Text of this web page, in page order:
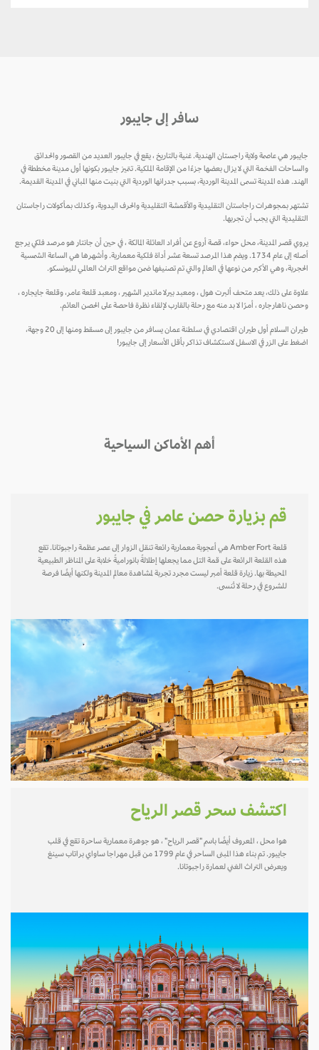
سافر إلى جايبور
جايبور هي عاصمة ولاية راجستان الهندية. غنية بالتاريخ ، يقع في جايبور العديد من القصور والحدائق
والساحات الفخمة التي لا يزال بعضها جزءًا من الإقامة الملكية. تتميز جايبور بكونها أول مدينة مخططة في
الهند. هذه المدينة تسمى المدينة الوردية، بسبب جدرانها الوردية التي بنيت منها المباني في المدينة القديمة.
تشتهر بمجوهرات راجاستان التقليدية والأقمشة التقليدية والحرف اليدوية، وكذلك بمأكولات راجاستان
التقليدية التي يجب أن تجربها.
يروي قصر المدينة، محل حواء، قصة أروع عن أفراد العائلة المالكة ، في حين أن جانتار هو مرصد فلكي يرجع
أصله إلى عام 1734. ويضم هذا المرصد تسعة عشر أداة فلكية معمارية. وأشهرها هي الساعة الشمسية
الحجرية، وهي الأكبر من نوعها في العالم والتي تم تصنيفها ضمن مواقع التراث العالمي لليونسكو.
علاوة على ذلك، يعد متحف ألبرت هول ، ومعبد بيرلا ماندير الشهير ، ومعبد قلعة عامر، وقلعة جايجاره ،
وحصن ناهارجاره ، أمرًا لا بد منه مع رحلة بالقارب لإلقاء نظرة فاحصة على الحصن العائم.
طيران السلام أول طيران اقتصادي في سلطنة عمان يسافر من جايبور إلى مسقط ومنها إلى 20 وجهة،
اضغط على الزر في الاسفل لاستكشاف تذاكر بأقل الأسعار إلى جايبور!
أهم الأماكن السياحية
قم بزيارة حصن عامر في جايبور
قلعة Amber Fort هي أعجوبة معمارية رائعة تنقل الزوار إلى عصر عظمة راجبوتانا. تقع
هذه القلعة الرائعة على قمة التل مما يجعلها إطلالةً بانوراميةً خلابة على المناظر الطبيعية
المحيطة بها. زيارة قلعة أمبر ليست مجرد تجربة لمشاهدة معالم المدينة ولكنها أيضًا فرصة
للشروع في رحلة لا تُنسى.
اكتشف سحر قصر الرياح
هوا محل ، المعروف أيضًا باسم "قصر الرياح" ، هو جوهرة معمارية ساحرة تقع في قلب
جايبور. تم بناء هذا المبنى الساحر في عام 1799 من قبل مهراجا ساواي براتاب سينغ
ويعرض التراث الغني لعمارة راجبوتانا.